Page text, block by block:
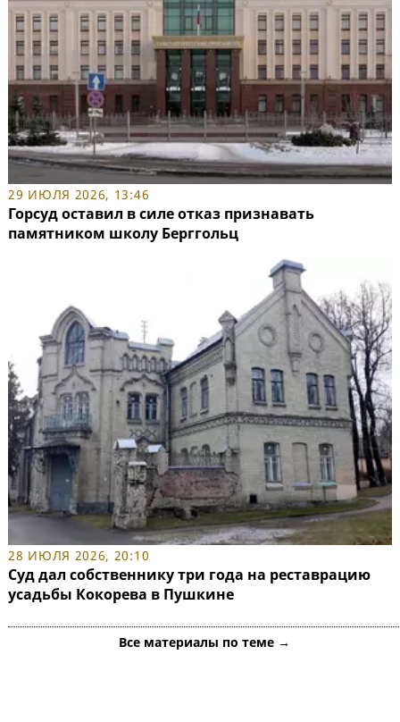
29 ИЮЛЯ 2026, 13:46
Горсуд оставил в силе отказ признавать
памятником школу Берггольц
28 ИЮЛЯ 2026, 20:10
Суд дал собственнику три года на реставрацию
усадьбы Кокорева в Пушкине
Все материалы по теме →